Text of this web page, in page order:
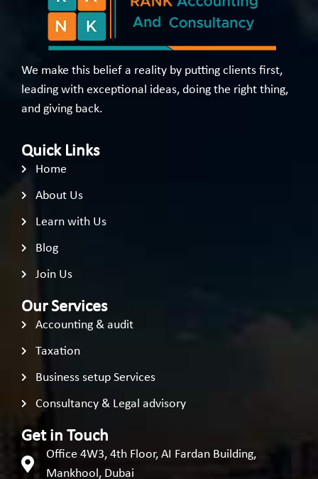
We make this belief a reality by putting clients first,
leading with exceptional ideas, doing the right thing,
and giving back.
Quick Links
Home
About Us
Learn with Us
Blog
Join Us
Our Services
Accounting & audit
Taxation
Business setup Services
Consultancy & Legal advisory
Get in Touch
Office 4W3, 4th Floor, AI Fardan Building,
Mankhool, Dubai